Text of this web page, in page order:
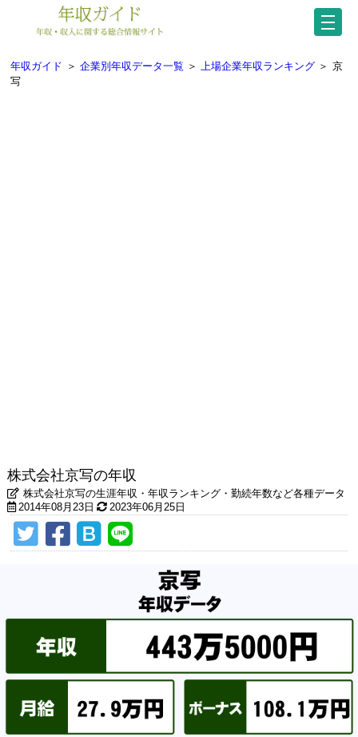
年収ガイド ＞ 企業別年収データ一覧 ＞ 上場企業年収ランキング ＞ 京
写
株式会社京写の年収
株式会社京写の生涯年収・年収ランキング・勤続年数など各種データ
2014年08月23日
2023年06月25日